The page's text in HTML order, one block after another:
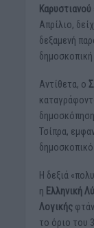
Καρυστιανού
Απρίλιο,
δεξαμενή
Αντίθετα, ο
Τσίπρα,
Η δεξιά
η Ελληνική
Λογικής
το όριο του